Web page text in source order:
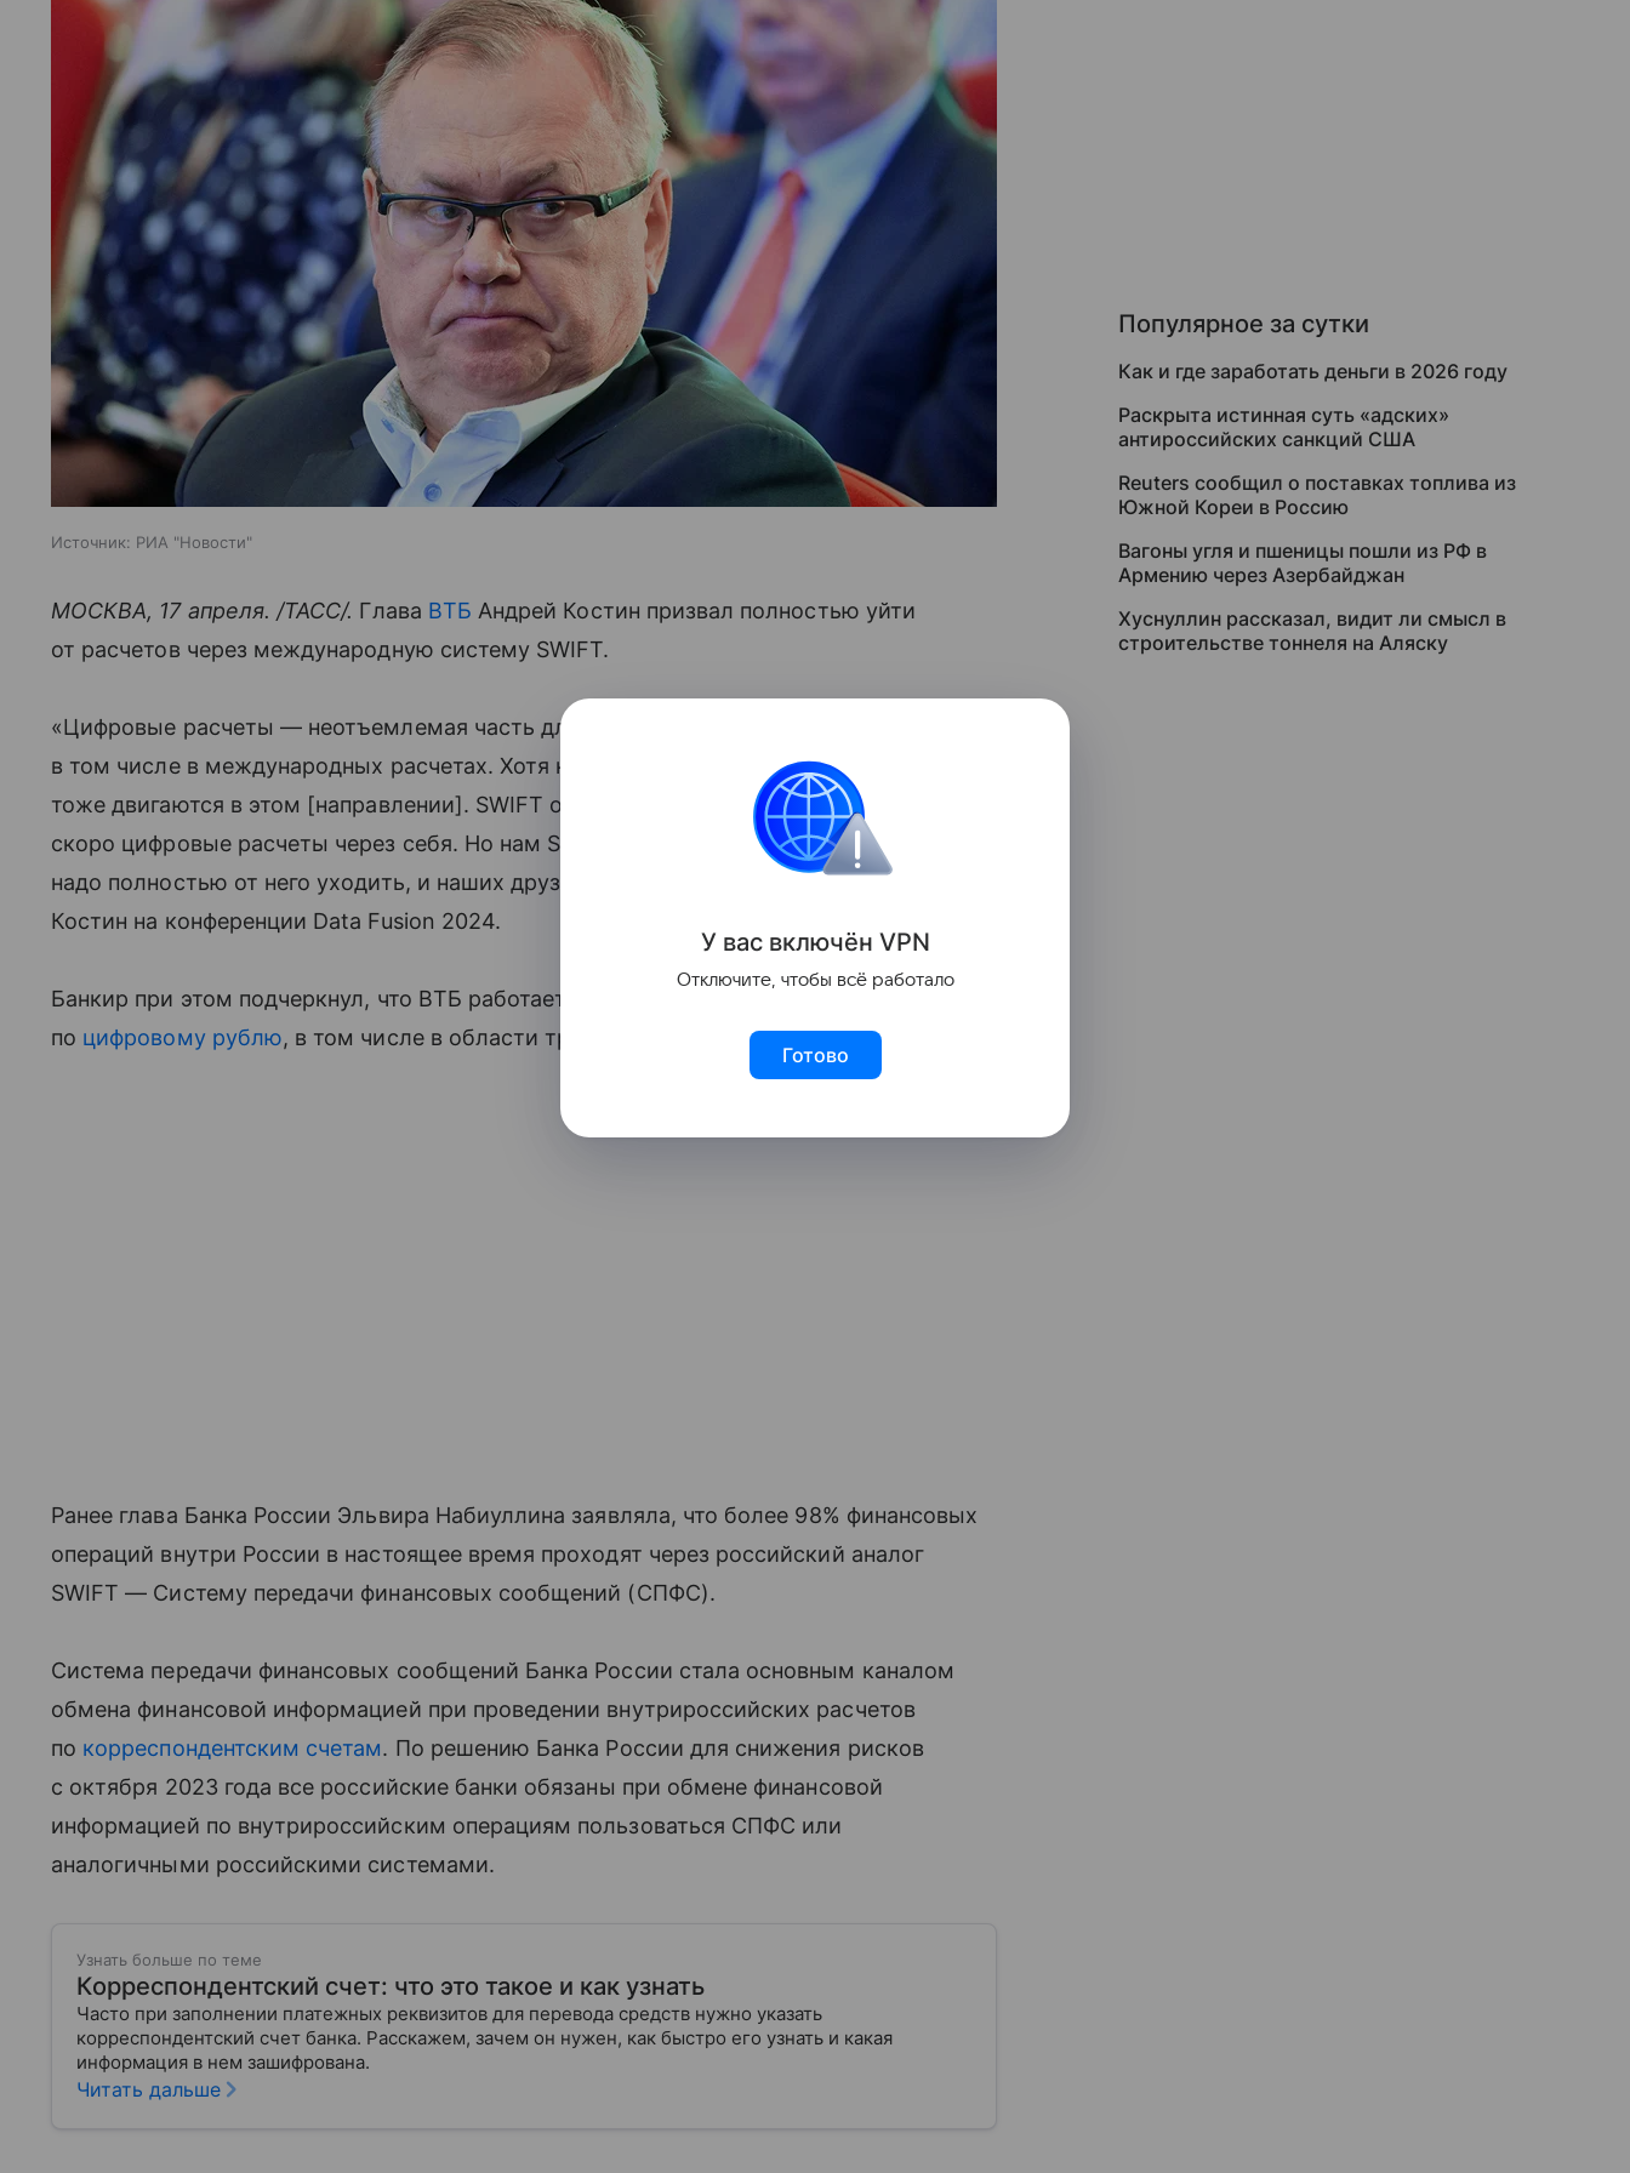
Источник: РИА "Новости"
МОСКВА, 17 апреля. /ТАСС/. Глава ВТБ Андрей Костин призвал полностью уйти
от расчетов через международную систему SWIFT.
«Цифровые расчеты — неотъемлемая часть для того, чтобы обрести суверенитет,
в том числе в международных расчетах. Хотя наши как бы противники
тоже двигаются в этом [направлении]. SWIFT объявил, что они тоже будут проводить
скоро цифровые расчеты через себя. Но нам SWIFT надо убивать в наших расчетах,
надо полностью от него уходить, и наших друзей к этому тоже привлекать», — заявил
Костин на конференции Data Fusion 2024.
Банкир при этом подчеркнул, что ВТБ работает в рамках пилотного проекта
по цифровому рублю, в том числе в области трансграничных расчетов.
Ранее глава Банка России Эльвира Набиуллина заявляла, что более 98% финансовых
операций внутри России в настоящее время проходят через российский аналог
SWIFT — Систему передачи финансовых сообщений (СПФС).
Система передачи финансовых сообщений Банка России стала основным каналом
обмена финансовой информацией при проведении внутрироссийских расчетов
по корреспондентским счетам. По решению Банка России для снижения рисков
с октября 2023 года все российские банки обязаны при обмене финансовой
информацией по внутрироссийским операциям пользоваться СПФС или
аналогичными российскими системами.
Узнать больше по теме
Корреспондентский счет: что это такое и как узнать
Часто при заполнении платежных реквизитов для перевода средств нужно указать
корреспондентский счет банка. Расскажем, зачем он нужен, как быстро его узнать и какая
информация в нем зашифрована.
Читать дальше
Популярное за сутки
Как и где заработать деньги в 2026 году
Раскрыта истинная суть «адских»
антироссийских санкций США
Reuters сообщил о поставках топлива из
Южной Кореи в Россию
Вагоны угля и пшеницы пошли из РФ в
Армению через Азербайджан
Хуснуллин рассказал, видит ли смысл в
строительстве тоннеля на Аляску
У вас включён VPN
Отключите, чтобы всё работало
Готово